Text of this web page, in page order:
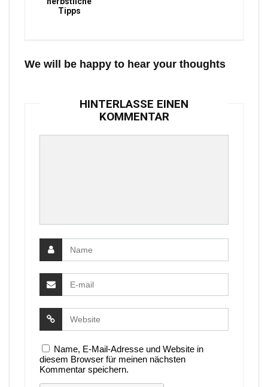
Tipps
We will be happy to hear your thoughts
HINTERLASSE EINEN
KOMMENTAR
Name, E-Mail-Adresse und Website in
diesem Browser für meinen nächsten
Kommentar speichern.